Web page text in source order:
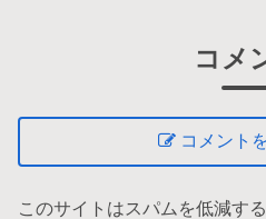
コメ
コメント
このサイトはスパムを低減す